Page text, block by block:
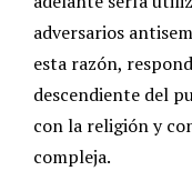
adversarios
esta razón,
descendiente del
con la religión y
compleja.